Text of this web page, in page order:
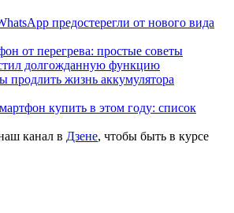
предостерегли от нового вида
от перегрева: простые советы
долгожданную функцию
продлить жизнь аккумулятора
купить в этом году: список
канал в Дзене, чтобы быть в курсе